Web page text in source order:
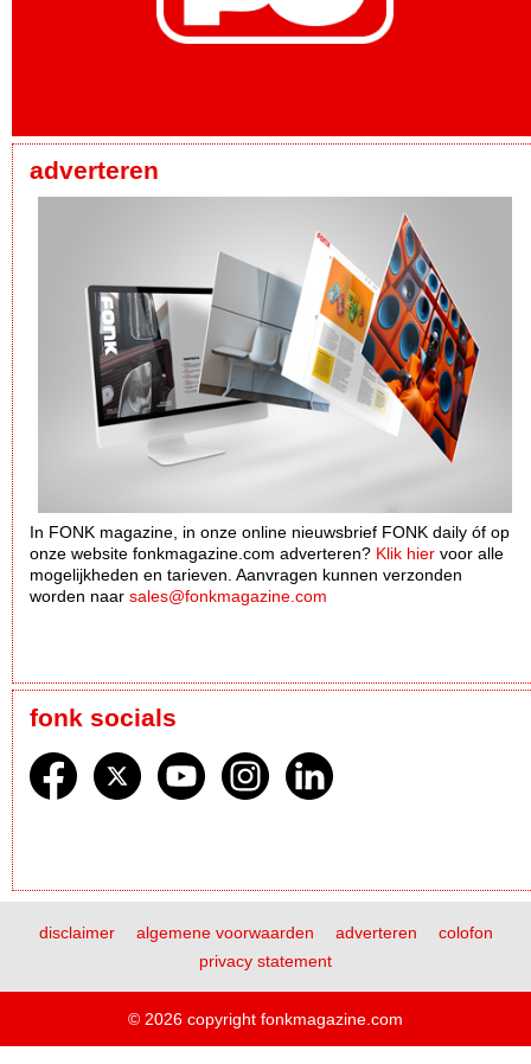
adverteren
In FONK magazine, in onze online nieuwsbrief FONK daily óf op
onze website fonkmagazine.com adverteren? Klik hier voor alle
mogelijkheden en tarieven. Aanvragen kunnen verzonden
worden naar sales@fonkmagazine.com
fonk socials
disclaimer algemene voorwaarden adverteren
colofon
privacy statement
© 2026 copyright fonkmagazine.com